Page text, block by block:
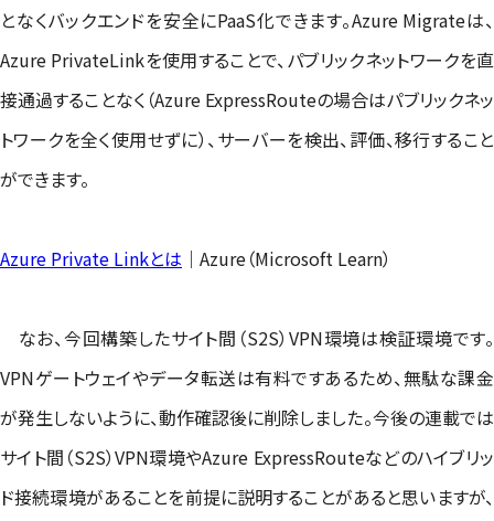
となくバックエンドを安全にPaaS化できます。Azure Migrateは、
Azure PrivateLinkを使用することで、パブリックネットワークを直
接通過することなく（Azure ExpressRouteの場合はパブリックネッ
トワークを全く使用せずに）、サーバーを検出、評価、移行すること
ができます。
Azure Private Linkとは ｜Azure（Microsoft Learn）
なお、今回構築したサイト間（S2S）VPN環境は検証環境です。
VPNゲートウェイやデータ転送は有料ですあるため、無駄な課金
が発生しないように、動作確認後に削除しました。今後の連載では
サイト間（S2S）VPN環境やAzure ExpressRouteなどのハイブリッ
ド接続環境があることを前提に説明することがあると思いますが、